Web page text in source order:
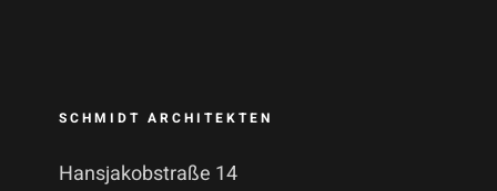
SCHMIDT ARCHITEKTEN
Hansjakobstraße 14